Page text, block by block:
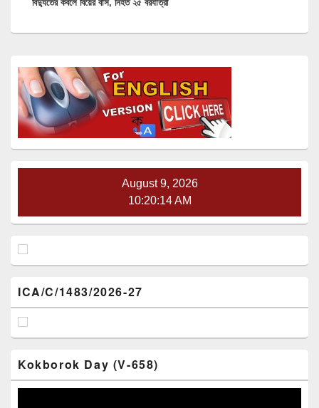
Sidebar
Widget
Area
August 9, 2026
10:20:15 AM
ICA/C/1483/2026-27
Kokborok Day (V-658)